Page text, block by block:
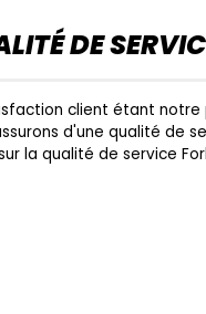
DE
client étant notre
d'une qualité de
la qualité de service